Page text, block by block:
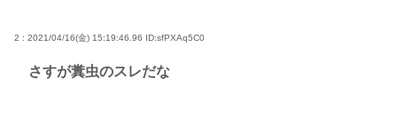
2 : 2021/04/16(金) 15:19:46.96 ID:sfPXAq5C0
さすが糞虫のスレだな